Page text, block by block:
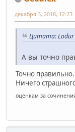
декабря 3, 2018, 12:23
Цитата: Lodur
А вы точно
Точно
Ничего
оценкам за